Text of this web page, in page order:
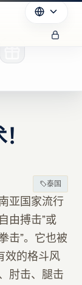
泰国
亚国家流行
由搏击”或
击”。它也被
效的格斗风
肘击、腿击